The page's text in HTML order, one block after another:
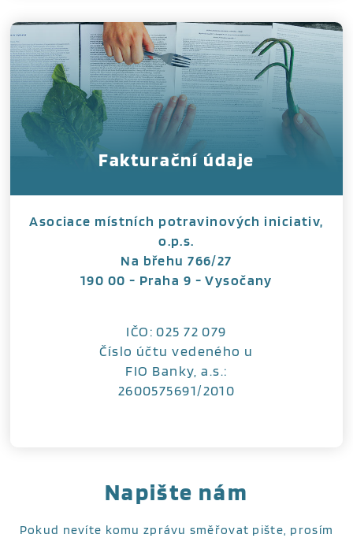
Fakturační údaje
Asociace místních potravinových iniciativ,
o.p.s.
Na břehu 766/27
190 00 - Praha 9 - Vysočany
IČO: 025 72 079
Číslo účtu vedeného u
FIO Banky, a.s.:
2600575691/2010
Napište nám
Pokud nevíte komu zprávu směřovat pište, prosím